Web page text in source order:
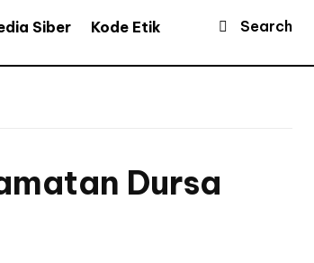
Siber Kode Etik Search
Dursa